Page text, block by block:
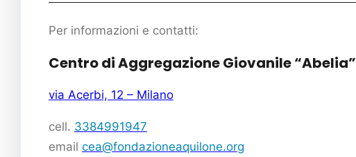
Per informazioni e contatti:
Centro di Aggregazione Giovanile “Abelia”
via Acerbi, 12 – Milano
cell. 3384991947
email cea@fondazioneaquilone.org